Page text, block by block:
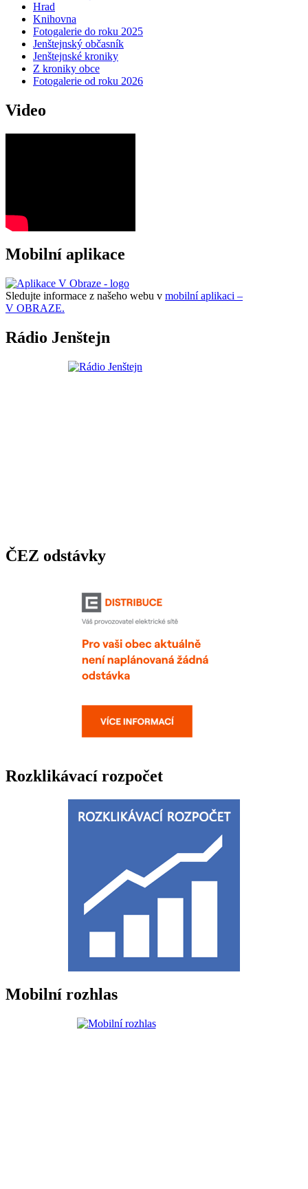
Hrad
Knihovna
Fotogalerie do roku 2025
Jenštejnský občasník
Jenštejnské kroniky
Z kroniky obce
Fotogalerie od roku 2026
Video
Mobilní aplikace
Sledujte informace z našeho webu v mobilní aplikaci –
V OBRAZE.
Rádio Jenštejn
ČEZ odstávky
Rozklikávací rozpočet
Mobilní rozhlas